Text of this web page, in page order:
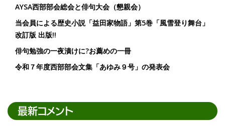
AYSA西部部会総会と俳句大会（懇親会）
当会員による歴史小説「益田家物語」第5巻「風雪登り舞台」
改訂版 出版!!
俳句勉強の一夜漬けに?お薦めの一冊
令和７年度西部部会文集「あゆみ９号」の発表会
最新コメント